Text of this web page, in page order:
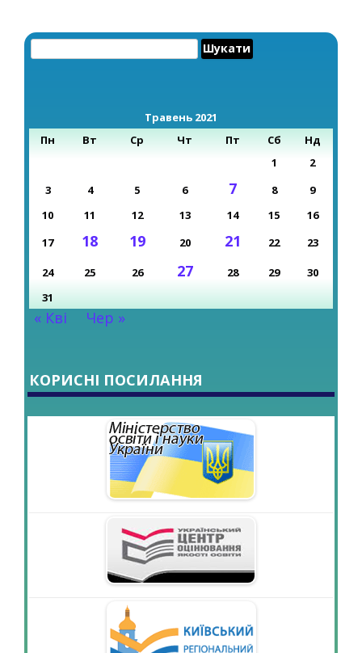
Травень 2021
Пн
Вт Ср Чт Пт Сб
Нд
1
2
3
4 5 6 7 8
9
10
11 12 13 14 15
16
17
18 19 20 21 22 23
24 25 26 27 28 29
30
31
« Кві Чер »
КОРИСНІ ПОСИЛАННЯ